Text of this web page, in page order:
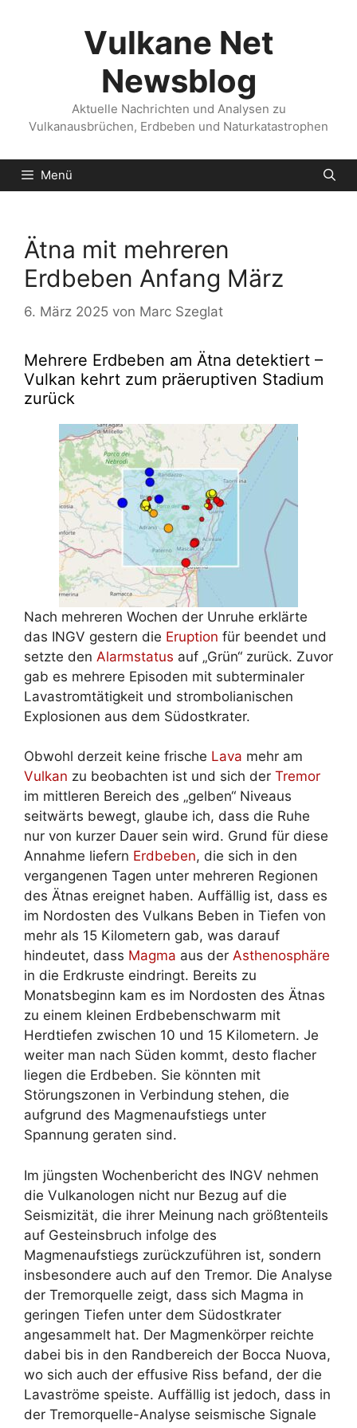
Vulkane Net
Newsblog
Aktuelle Nachrichten und Analysen zu
Vulkanausbrüchen, Erdbeben und Naturkatastrophen
Menü
Ätna mit mehreren
Erdbeben Anfang März
6. März 2025 von Marc Szeglat
Mehrere Erdbeben am Ätna detektiert –
Vulkan kehrt zum präeruptiven Stadium
zurück
Nach mehreren Wochen der Unruhe erklärte
das INGV gestern die Eruption für beendet und
setzte den Alarmstatus auf „Grün“ zurück. Zuvor
gab es mehrere Episoden mit subterminaler
Lavastromtätigkeit und strombolianischen
Explosionen aus dem Südostkrater.
Obwohl derzeit keine frische Lava mehr am
Vulkan zu beobachten ist und sich der Tremor
im mittleren Bereich des „gelben“ Niveaus
seitwärts bewegt, glaube ich, dass die Ruhe
nur von kurzer Dauer sein wird. Grund für diese
Annahme liefern Erdbeben, die sich in den
vergangenen Tagen unter mehreren Regionen
des Ätnas ereignet haben. Auffällig ist, dass es
im Nordosten des Vulkans Beben in Tiefen von
mehr als 15 Kilometern gab, was darauf
hindeutet, dass Magma aus der Asthenosphäre
in die Erdkruste eindringt. Bereits zu
Monatsbeginn kam es im Nordosten des Ätnas
zu einem kleinen Erdbebenschwarm mit
Herdtiefen zwischen 10 und 15 Kilometern. Je
weiter man nach Süden kommt, desto flacher
liegen die Erdbeben. Sie könnten mit
Störungszonen in Verbindung stehen, die
aufgrund des Magmenaufstiegs unter
Spannung geraten sind.
Im jüngsten Wochenbericht des INGV nehmen
die Vulkanologen nicht nur Bezug auf die
Seismizität, die ihrer Meinung nach größtenteils
auf Gesteinsbruch infolge des
Magmenaufstiegs zurückzuführen ist, sondern
insbesondere auch auf den Tremor. Die Analyse
der Tremorquelle zeigt, dass sich Magma in
geringen Tiefen unter dem Südostkrater
angesammelt hat. Der Magmenkörper reichte
dabei bis in den Randbereich der Bocca Nuova,
wo sich auch der effusive Riss befand, der die
Lavaströme speiste. Auffällig ist jedoch, dass in
der Tremorquelle-Analyse seismische Signale